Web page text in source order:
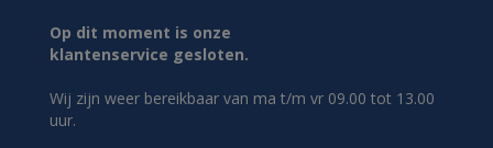
Op dit moment is onze
klantenservice gesloten.
Wij zijn weer bereikbaar van ma t/m vr 09.00 tot 13.00
uur.